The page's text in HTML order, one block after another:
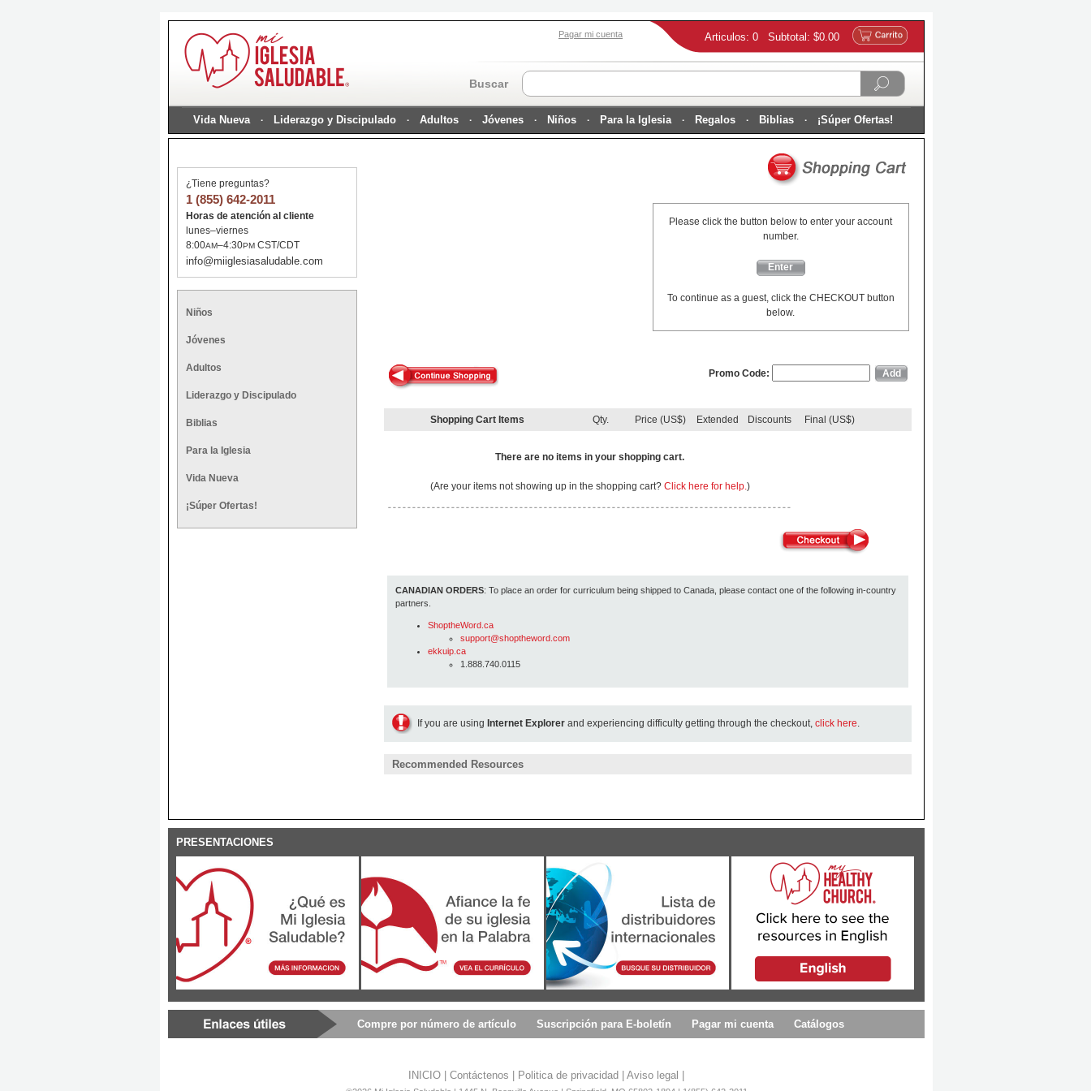
Articulos: 0 Subtotal: $0.00
Pagar mi cuenta
Buscar
Vida Nueva Liderazgo y Discipulado Adultos Jóvenes Niños Para la Iglesia Regalos Biblias ¡Súper Ofertas!
¿Tiene preguntas?
1 (855) 642-2011
Horas de atención al cliente
lunes–viernes
8:00AM–4:30PM CST/CDT
info@miiglesiasaludable.com
Niños
Jóvenes
Adultos
Liderazgo y Discipulado
Biblias
Para la Iglesia
Vida Nueva
¡Súper Ofertas!
Please click the button below to enter your account
number.
Enter
To continue as a guest, click the CHECKOUT button
below.
Promo Code:
Shopping Cart Items Qty. Price (US$) Extended Discounts Final (US$)
There are no items in your shopping cart.
(Are your items not showing up in the shopping cart? Click here for help.)
CANADIAN ORDERS: To place an order for curriculum being shipped to Canada, please contact one of the following in-country
partners.
ShoptheWord.ca
support@shoptheword.com
ekkuip.ca
1.888.740.0115
If you are using Internet Explorer and experiencing difficulty getting through the checkout, click here
Recommended Resources
PRESENTACIONES
Compre por número de artículo Suscripción para E-boletín Pagar mi cuenta Catálogos
INICIO Contáctenos Politica de privacidad Aviso legal